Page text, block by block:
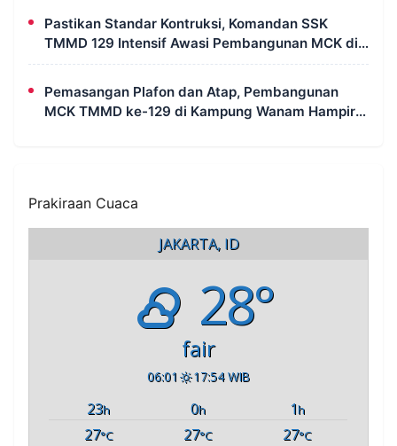
Pastikan Standar Kontruksi, Komandan SSK
TMMD 129 Intensif Awasi Pembangunan MCK di
Wanam
Pemasangan Plafon dan Atap, Pembangunan
MCK TMMD ke-129 di Kampung Wanam Hampir
Prakiraan Cuaca
JAKARTA, ID
28°
fair
06:01 17:54 WIB
23h 0h 1h
27°C 27°C 27°C